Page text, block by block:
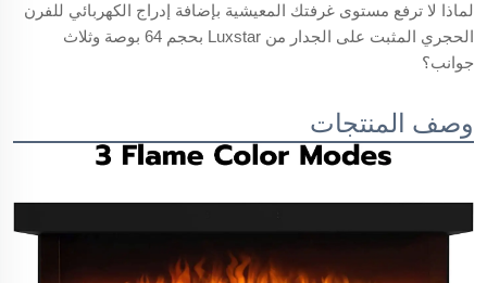
لماذا لا ترفع مستوى غرفتك المعيشية بإضافة إدراج الكهربائي للفرن
الحجري المثبت على الجدار من Luxstar بحجم 64 بوصة وثلاث
جوانب؟
وصف المنتجات